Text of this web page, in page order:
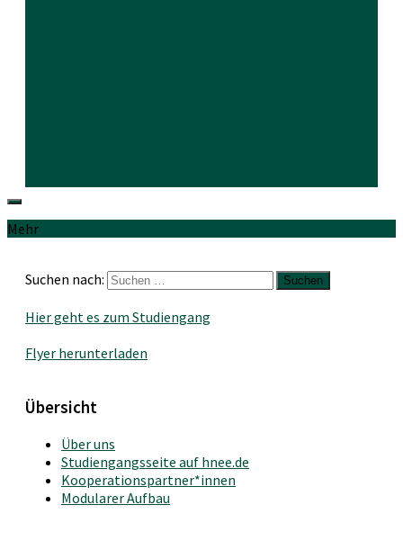
Mehr
Suchen nach:
Hier geht es zum Studiengang
Flyer herunterladen
Übersicht
Über uns
Studiengangsseite auf hnee.de
Kooperationspartner*innen
Modularer Aufbau